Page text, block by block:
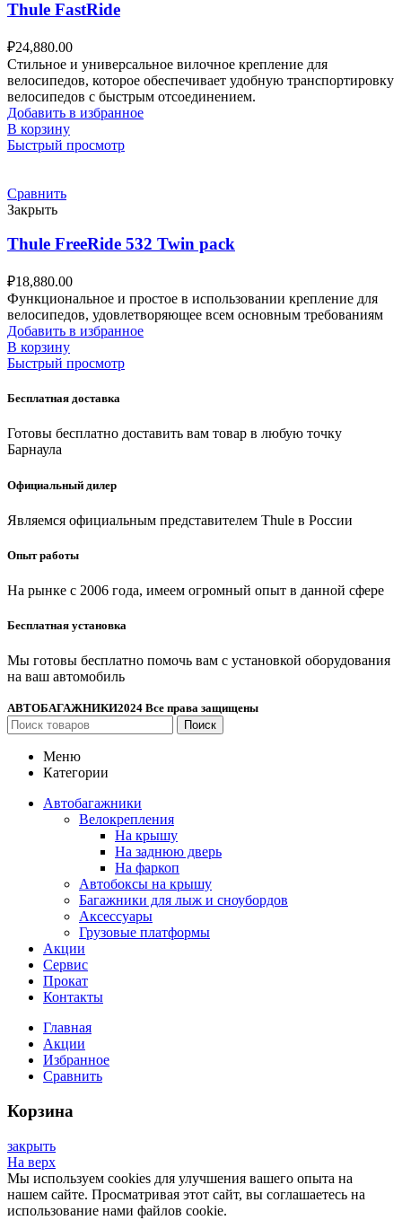
Thule FastRide
₽24,880.00
Стильное и универсальное вилочное крепление для
велосипедов, которое обеспечивает удобную транспортировку
велосипедов с быстрым отсоединением.
Добавить в избранное
В корзину
Быстрый просмотр
Сравнить
Закрыть
Thule FreeRide 532 Twin pack
₽18,880.00
Функциональное и простое в использовании крепление для
велосипедов, удовлетворяющее всем основным требованиям
Добавить в избранное
В корзину
Быстрый просмотр
Бесплатная доставка
Готовы бесплатно доставить вам товар в любую точку
Барнаула
Официальный дилер
Являемся официальным представителем Thule в России
Опыт работы
На рынке с 2006 года, имеем огромный опыт в данной сфере
Бесплатная установка
Мы готовы бесплатно помочь вам с установкой оборудования
на ваш автомобиль
АВТОБАГАЖНИКИ2024 Все права защищены
Поиск
Меню
Категории
Автобагажники
Велокрепления
На крышу
На заднюю дверь
На фаркоп
Автобоксы на крышу
Багажники для лыж и сноубордов
Аксессуары
Грузовые платформы
Акции
Сервис
Прокат
Контакты
Главная
Акции
Избранное
Сравнить
Корзина
закрыть
На верх
Мы используем cookies для улучшения вашего опыта на
нашем сайте. Просматривая этот сайт, вы соглашаетесь на
использование нами файлов cookie.